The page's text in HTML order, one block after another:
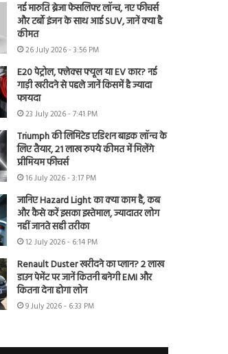
नई मारुति ब्रेजा फेसलिफ्ट लॉन्च, नए फीचर्स
और टर्बो इंजन के साथ आई SUV, जानें क्या है
कीमत
26 July 2026 - 3:56 PM
E20 पेट्रोल, फ्लेक्स फ्यूल या EV कार? नई
गाड़ी खरीदने से पहले जानें किसमें है ज्यादा
फायदा
23 July 2026 - 7:41 PM
Triumph की लिमिटेड एडिशन बाइक लॉन्च के
लिए तैयार, 21 लाख रुपये कीमत में मिलेंगे
प्रीमियम फीचर्स
16 July 2026 - 3:17 PM
जानिए Hazard Light का क्या काम है, कब
और कैसे करें इसका इस्तेमाल, ज्यादातर लोग
नहीं जानते सही तरीका
12 July 2026 - 6:14 PM
Renault Duster खरीदने का प्लान? 2 लाख
डाउन पेमेंट पर जानें कितनी बनेगी EMI और
कितना देना होगा लोन
9 July 2026 - 6:33 PM